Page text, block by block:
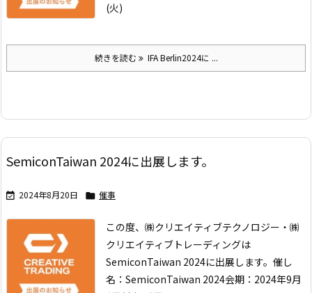
(火)
続きを読む IFA Berlin2024に ...
SemiconTaiwan 2024に出展します。
 2024年8月20日  催事
この度、㈱クリエイティブテクノロジー・㈱
クリエイティブトレーディングは
SemiconTaiwan 2024に出展します。 催し
名：SemiconTaiwan 2024会期：2024年9月